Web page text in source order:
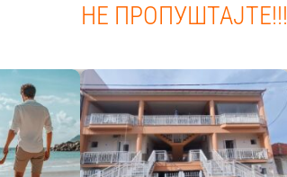
НЕ ПРОПУШТАЈТЕ!!!